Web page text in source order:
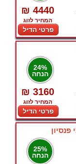
₪ 4440
המחיר לזוג
פרטי הדיל
24%
הנחה
₪ 3160
המחיר לזוג
פרטי הדיל
25%
הנחה